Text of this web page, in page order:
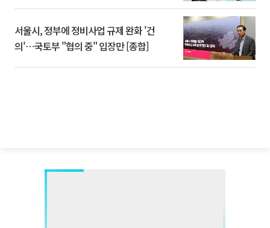
서울시, 정부에 정비사업 규제 완화 '건
의'⋯국토부 "협의 중" 입장만 [종합]